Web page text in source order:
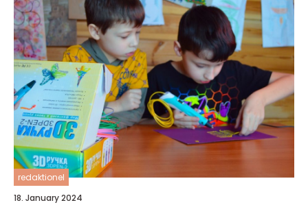
redaktionel
18. January 2024